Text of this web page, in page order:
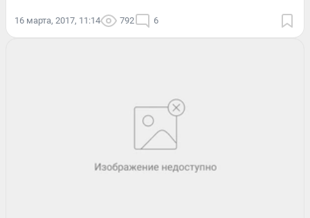
16 марта, 2017, 11:14 792 6